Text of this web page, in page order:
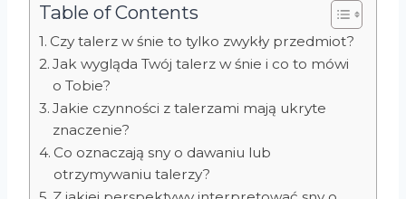
Table of Contents
Czy talerz w śnie to tylko zwykły przedmiot?
Jak wygląda Twój talerz w śnie i co to mówi
o Tobie?
Jakie czynności z talerzami mają ukryte
znaczenie?
Co oznaczają sny o dawaniu lub
otrzymywaniu talerzy?